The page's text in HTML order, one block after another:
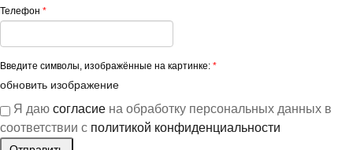
Телефон *
Введите символы, изображённые на картинке: *
обновить изображение
Я даю согласие на обработку персональных данных в
соответствии с политикой конфиденциальности